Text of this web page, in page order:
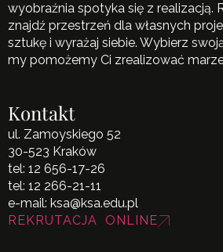
wyobraźnia spotyka się z realizacją.
znajdź przestrzeń dla własnych
sztukę i wyrażaj siebie. Wybierz
my pomożemy Ci zrealizować
Kontakt
ul. Zamoyskiego 52
30-523 Kraków
tel: 12 656-17-26
tel: 12 266-21-11
e-mail: ksa@ksa.edu.pl
REKRUTACJA ONLINE